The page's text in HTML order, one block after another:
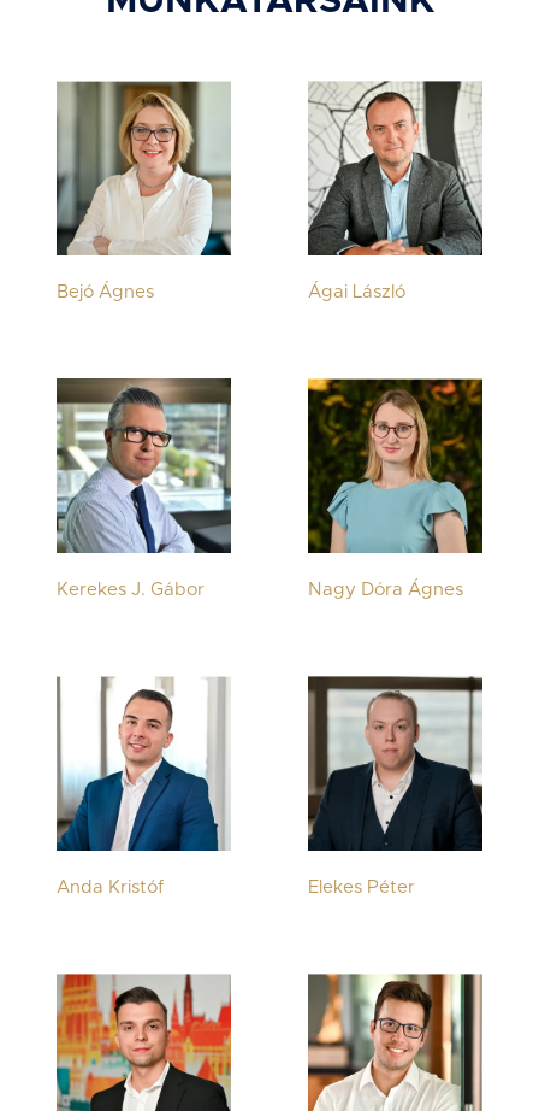
Bejó Ágnes Ágai László
Kerekes J. Gábor Nagy Dóra Ágnes
Anda Kristóf Elekes Péter